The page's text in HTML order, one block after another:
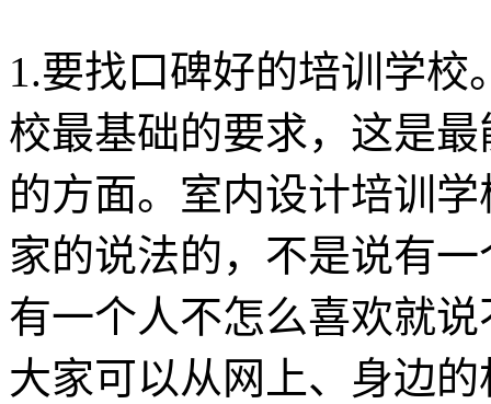
1.要找口碑好的培训学
校最基础的要求，这是
的方面。室内设计培训
家的说法的，不是说有
有一个人不怎么喜欢就
大家可以从网上、身边